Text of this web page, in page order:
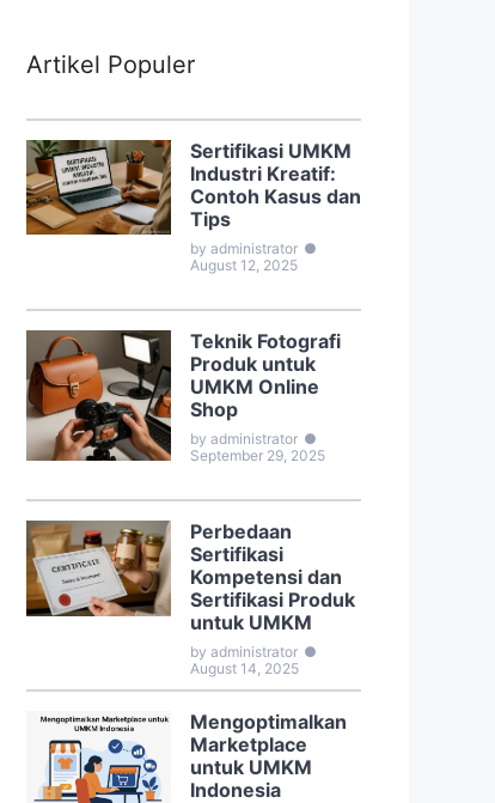
Artikel Populer
Sertifikasi UMKM
Industri Kreatif:
Contoh Kasus dan
Tips
by administrator ●
August 12, 2025
Teknik Fotografi
Produk untuk
UMKM Online
Shop
by administrator ●
September 29, 2025
Perbedaan
Sertifikasi
Kompetensi dan
Sertifikasi Produk
untuk UMKM
by administrator ●
August 14, 2025
Mengoptimalkan
Marketplace
untuk UMKM
Indonesia